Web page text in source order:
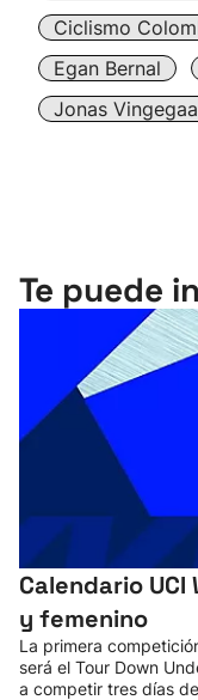
Ciclismo
Egan Bernal
Jonas
Te puede
Calendario
y femenino
La primera
será el Tour Down
a competir tres días